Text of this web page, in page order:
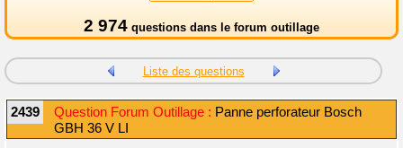
2 974 questions dans le forum outillage
Liste des questions
2439 Question Forum Outillage : Panne perforateur Bosch
GBH 36 V LI